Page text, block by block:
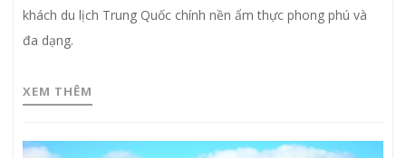
khách du lịch Trung Quốc chính nền ẩm thực phong phú và
đa dạng.
XEM THÊM